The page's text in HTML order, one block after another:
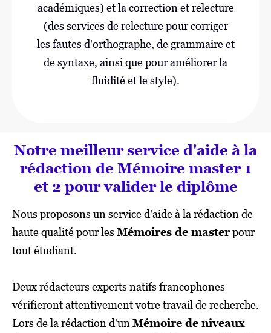
académiques) et la correction et relecture
(des services de relecture pour corriger
les fautes d'orthographe, de grammaire et
de syntaxe, ainsi que pour améliorer la
fluidité et le style).
Notre meilleur service d'aide à la
rédaction de Mémoire master 1
et 2 pour valider le diplôme
Nous proposons un service d'aide à la rédaction de
haute qualité pour les Mémoires de masterpour
tout étudiant.
Deux rédacteurs experts natifs francophones
vérifieront attentivement votre travail de recherche.
Lors de la rédaction d'un Mémoire de niveaux